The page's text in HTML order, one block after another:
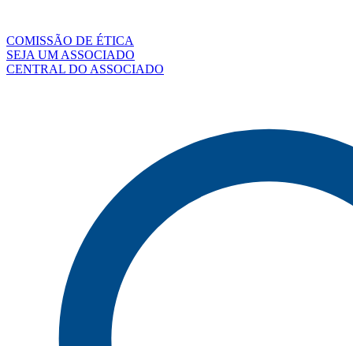
COMISSÃO DE ÉTICA
SEJA UM ASSOCIADO
CENTRAL DO ASSOCIADO